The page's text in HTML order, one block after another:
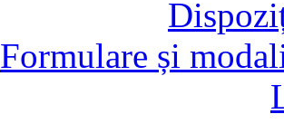
Formulare și